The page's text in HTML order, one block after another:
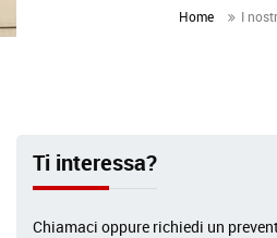
Home I
Ti interessa?
Chiamaci oppure richiedi un